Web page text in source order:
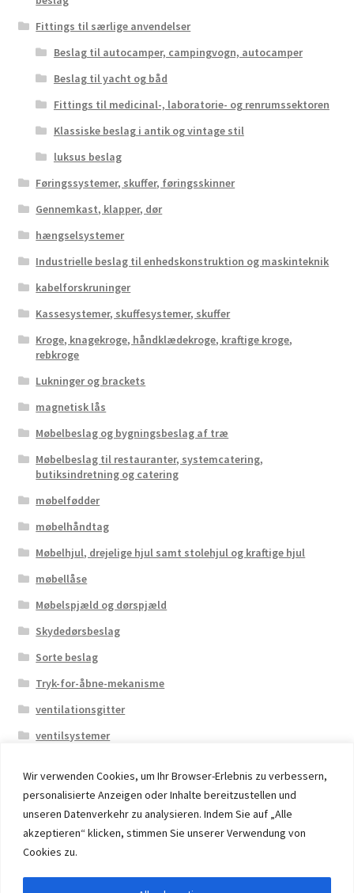
Wir verwenden Cookies, um Ihr Browser-Erlebnis zu verbessern,
personalisierte Anzeigen oder Inhalte bereitzustellen und
unseren Datenverkehr zu analysieren. Indem Sie auf „Alle
akzeptieren“ klicken, stimmen Sie unserer Verwendung von
Cookies zu.
Fittings til særlige anvendelser
Beslag til autocamper, campingvogn, autocamper
Beslag til yacht og båd
Fittings til medicinal-, laboratorie- og renrumssektoren
Klassiske beslag i antik og vintage stil
luksus beslag
Føringssystemer, skuffer, føringsskinner
Gennemkast, klapper, dør
hængselsystemer
Industrielle beslag til enhedskonstruktion og maskinteknik
kabelforskruninger
Kassesystemer, skuffesystemer, skuffer
Kroge, knagekroge, håndklædekroge, kraftige kroge,
rebkroge
Lukninger og brackets
magnetisk lås
Møbelbeslag og bygningsbeslag af træ
Møbelbeslag til restauranter, systemcatering,
butiksindretning og catering
møbelfødder
møbelhåndtag
Møbelhjul, drejelige hjul samt stolehjul og kraftige hjul
møbellåse
Møbelspjæld og dørspjæld
Skydedørsbeslag
Sorte beslag
Tryk-for-åbne-mekanisme
ventilationsgitter
ventilsystemer
© 2026 Eruon Trade UG, Germany, member of the ERUON